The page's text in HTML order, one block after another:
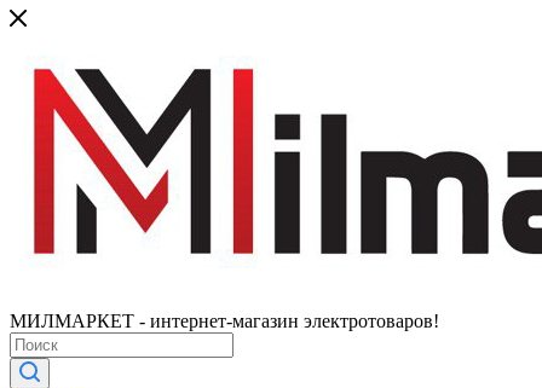
МИЛМАРКЕТ - интернет-магазин электротоваров!